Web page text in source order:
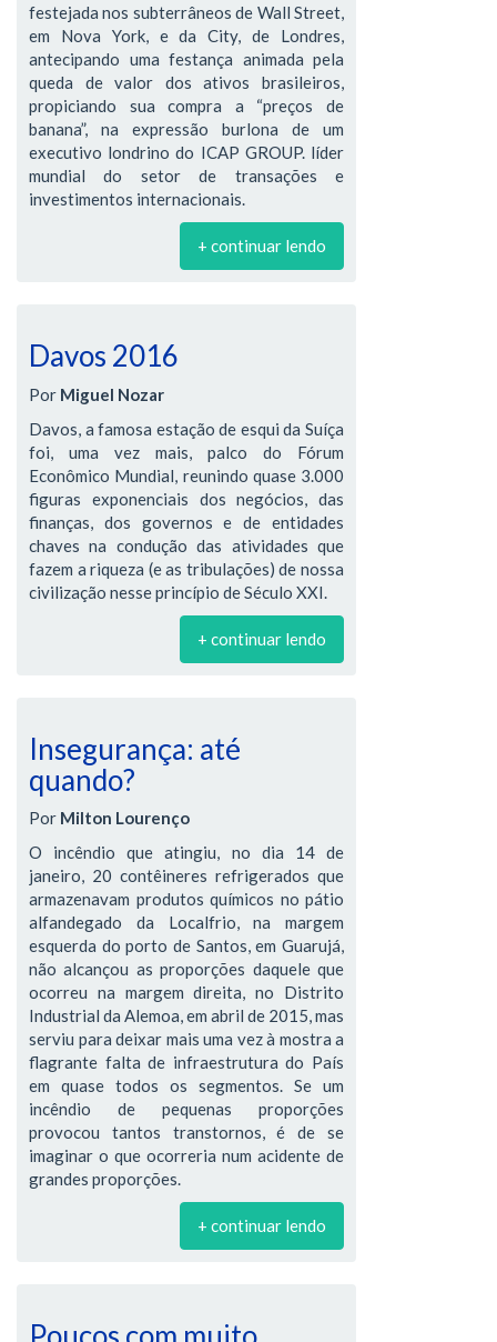
festejada nos subterrâneos de Wall Street,
em Nova York, e da City, de Londres,
antecipando uma festança animada pela
queda de valor dos ativos brasileiros,
propiciando sua compra a “preços de
banana”, na expressão burlona de um
executivo londrino do ICAP GROUP. líder
mundial do setor de transações e
investimentos internacionais.
+ continuar lendo
Davos 2016
Por Miguel Nozar
Davos, a famosa estação de esqui da Suíça
foi, uma vez mais, palco do Fórum
Econômico Mundial, reunindo quase 3.000
figuras exponenciais dos negócios, das
finanças, dos governos e de entidades
chaves na condução das atividades que
fazem a riqueza (e as tribulações) de nossa
civilização nesse princípio de Século XXI.
+ continuar lendo
Insegurança: até
quando?
Por Milton Lourenço
O incêndio que atingiu, no dia 14 de
janeiro, 20 contêineres refrigerados que
armazenavam produtos químicos no pátio
alfandegado da Localfrio, na margem
esquerda do porto de Santos, em Guarujá,
não alcançou as proporções daquele que
ocorreu na margem direita, no Distrito
Industrial da Alemoa, em abril de 2015, mas
serviu para deixar mais uma vez à mostra a
flagrante falta de infraestrutura do País
em quase todos os segmentos. Se um
incêndio de pequenas proporções
provocou tantos transtornos, é de se
imaginar o que ocorreria num acidente de
grandes proporções.
+ continuar lendo